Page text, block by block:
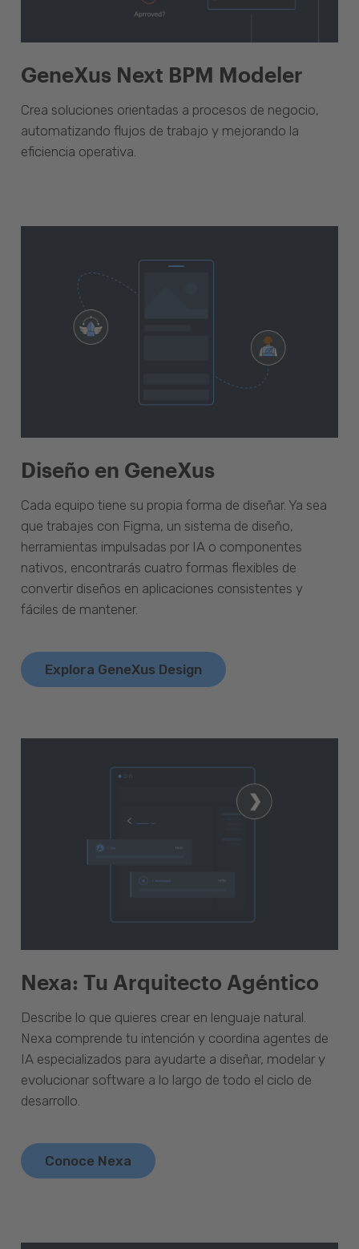
GeneXus Next BPM Modeler
Crea soluciones orientadas a procesos de negocio,
automatizando flujos de trabajo y mejorando la
eficiencia operativa.
Diseño en GeneXus
Cada equipo tiene su propia forma de diseñar. Ya sea
que trabajes con Figma, un sistema de diseño,
herramientas impulsadas por IA o componentes
nativos, encontrarás cuatro formas flexibles de
convertir diseños en aplicaciones consistentes y
fáciles de mantener.
Explora GeneXus Design
Nexa: Tu Arquitecto Agéntico
Describe lo que quieres crear en lenguaje natural.
Nexa comprende tu intención y coordina agentes de
IA especializados para ayudarte a diseñar, modelar y
evolucionar software a lo largo de todo el ciclo de
desarrollo.
Conoce Nexa